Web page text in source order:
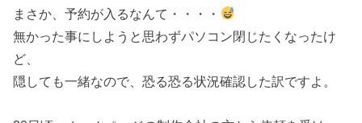
まさか、予約が入るなんて・・・・
無かった事にしようと思わずパソコン閉じたくなったけ
ど、
隠しても一緒なので、恐る恐る状況確認した訳ですよ。